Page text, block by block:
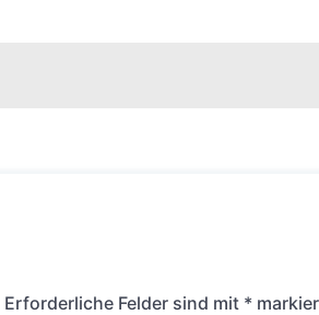
Erforderliche Felder sind mit *